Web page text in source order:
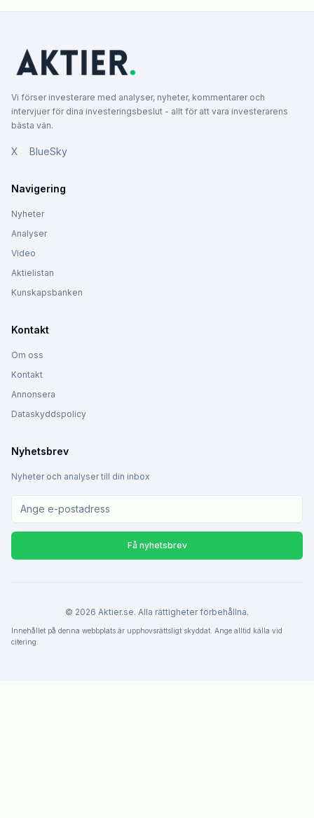
Vi förser investerare med analyser, nyheter, kommentarer och
intervjuer för dina investeringsbeslut - allt för att vara investerarens
bästa vän.
X BlueSky
Navigering
Nyheter
Analyser
Video
Aktielistan
Kunskapsbanken
Kontakt
Om oss
Kontakt
Annonsera
Dataskyddspolicy
Nyhetsbrev
Nyheter och analyser till din inbox
Få nyhetsbrev
© 2026 Aktier.se. Alla rättigheter förbehållna.
Innehållet på denna webbplats är upphovsrättsligt skyddat. Ange alltid källa vid
citering.